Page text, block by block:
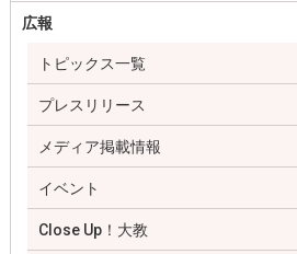
広報
トピックス一覧
プレスリリース
メディア掲載情報
イベント
Close Up！大教